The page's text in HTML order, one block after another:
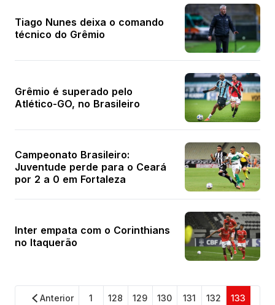
Tiago Nunes deixa o comando
técnico do Grêmio
Grêmio é superado pelo
Atlético-GO, no Brasileiro
Campeonato Brasileiro:
Juventude perde para o Ceará
por 2 a 0 em Fortaleza
Inter empata com o Corinthians
no Itaquerão
Anterior 1 128 129 130 131 132 133